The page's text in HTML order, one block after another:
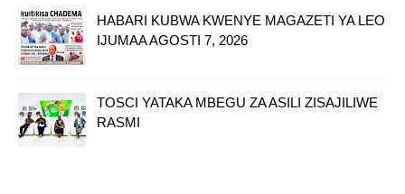
HABARI KUBWA KWENYE MAGAZETI YA LEO
IJUMAA AGOSTI 7, 2026
TOSCI YATAKA MBEGU ZA ASILI ZISAJILIWE
RASMI